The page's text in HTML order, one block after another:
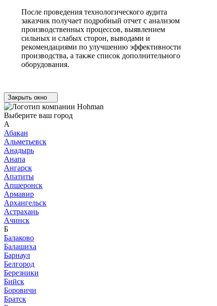
После проведения технологического аудита
заказчик получает подробный отчет с анализом
производственных процессов, выявлением
сильных и слабых сторон, выводами и
рекомендациями по улучшению эффективности
производства, а также список дополнительного
оборудования.
Закрыть окно
Выберите ваш город
А
Абакан
Альметьевск
Анадырь
Анапа
Ангарск
Апатиты
Апшеронск
Армавир
Архангельск
Астрахань
Ачинск
Б
Балаково
Балашиха
Барнаул
Белгород
Березники
Бийск
Боровичи
Братск